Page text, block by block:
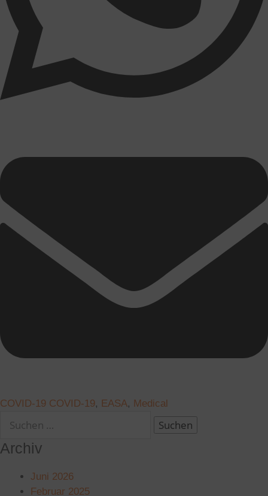
COVID-19 COVID-19, EASA, Medical
Archiv
Juni 2026
Februar 2025